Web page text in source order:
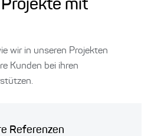
mit
wir in unseren Projekten
Kunden bei ihren
Referenzen